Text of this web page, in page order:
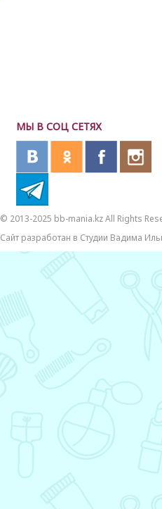
МЫ В СОЦ СЕТЯХ
© 2013-2025 bb-mania.kz All Rights
Сайт разработан в Студии Вадима